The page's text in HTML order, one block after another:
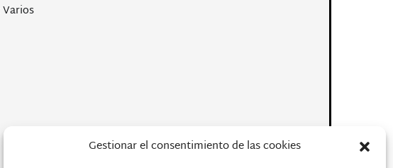
Gestionar el consentimiento de las cookies
Varios